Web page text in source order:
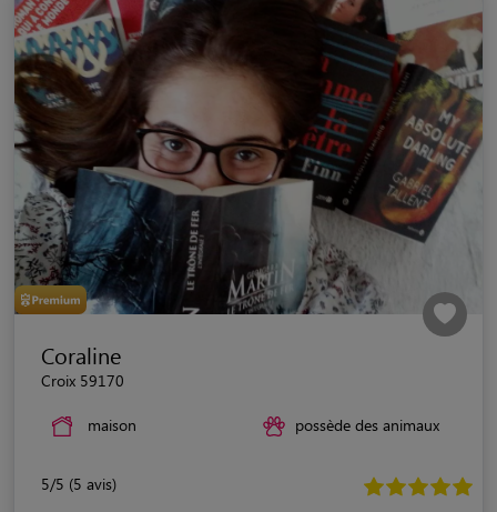
Coraline
Croix 59170
maison possède des animaux
5/5 (5 avis)